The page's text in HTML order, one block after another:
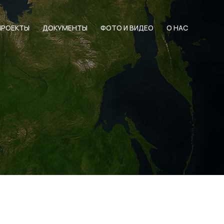
ДОКУМЕНТЫ ФОТО И ВИДЕО О НАС